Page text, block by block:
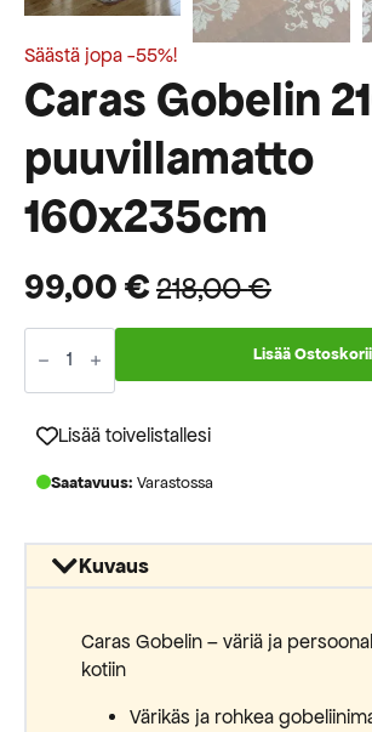
Säästä jopa -55%!
Caras Gobelin
puuvillamatto
160x235cm
218,00€
Alkuperäinen
hinta
oli:
218,00 €.
99,00€
Nykyinen
hinta
on:
99,00 €.
Caras
Gobelin
puuvillamatto
määrä
Lisää
Lisää toivelistallesi
Saatavuus: Varastossa
Kuvaus
Caras Gobelin – väriä ja
kotiin
Värikäs ja rohkea